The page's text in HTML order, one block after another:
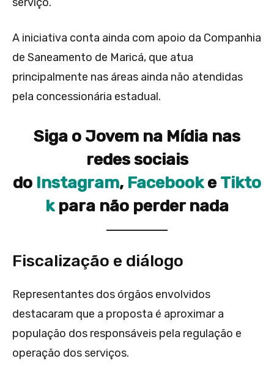
A iniciativa conta ainda com apoio da Companhia
de Saneamento de Maricá, que atua
principalmente nas áreas ainda não atendidas
pela concessionária estadual.
Siga o Jovem na Mídia nas
redes sociais
do Instagram, FacebookeTikto
k para não perder nada
Fiscalização e diálogo
Representantes dos órgãos envolvidos
destacaram que a proposta é aproximar a
população dos responsáveis pela regulação e
operação dos serviços.